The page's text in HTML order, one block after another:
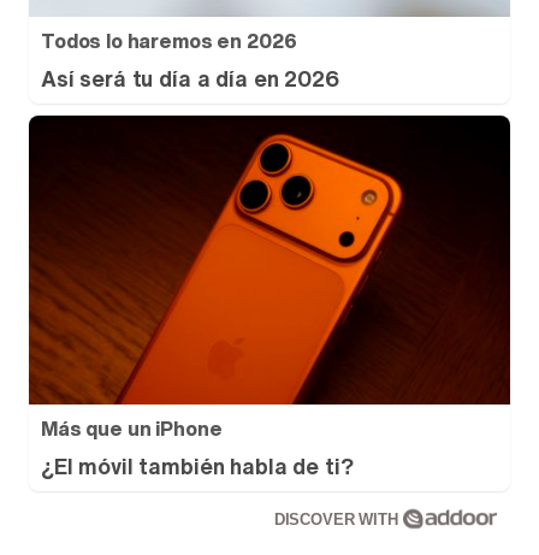
Todos lo haremos en 2026
Así será tu día a día en 2026
Más que un iPhone
¿El móvil también habla de ti?
DISCOVER WITH